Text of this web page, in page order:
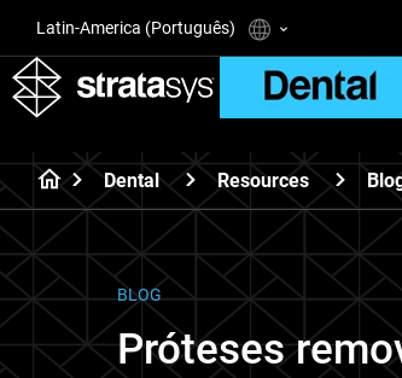
Latin-America (Português)
Dental Resources
BLOG
Próteses